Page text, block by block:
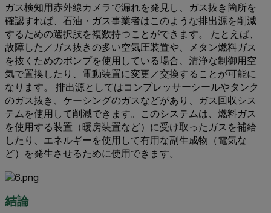
ガス検知用赤外線カメラで漏れを発見し、ガス抜き箇所を
確認すれば、石油・ガス事業者はこのような排出源を削減
するための選択肢を複数持つことができます。 たとえば、
故障した／ガス抜きの多い空気圧装置や、メタン燃料ガス
を抜くためのポンプを使用している場合、清浄な制御用空
気で置換したり、電動装置に変更／交換することが可能に
なります。 排出源としてはコンプレッサーシールやタンク
のガス抜き、ケーシングのガスなどがあり、ガス回収シス
テムを使用して削減できます。このシステムは、燃料ガス
を使用する装置（暖房装置など）に受け取ったガスを補給
したり、エネルギーを使用して有用な副生成物（電気な
ど）を発生させるために使用できます。
結論